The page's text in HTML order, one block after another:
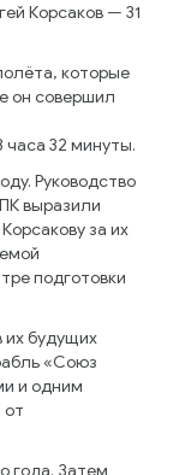
Корсаков — 31
которые
он совершил
32 минуты.
Руководство
выразили
за их
подготовки
будущих
«Союз
и одним
от
года. Затем